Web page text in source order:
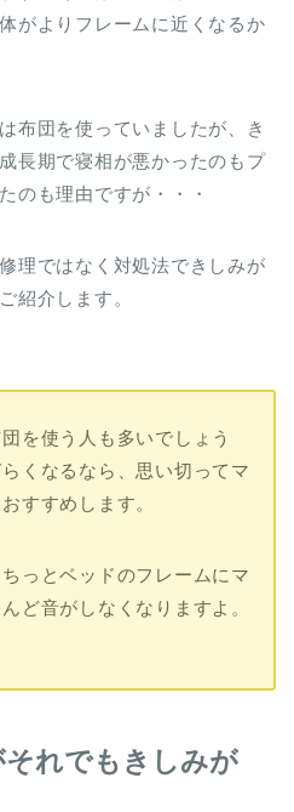
がよりフレームに近くなるか
布団を使っていましたが、き
長期で寝相が悪かったのもプ
のも理由ですが・・・
理ではなく対処法できしみが
紹介します。
を使う人も多いでしょう
くなるなら、思い切ってマ
すすめします。
っとベッドのフレームにマ
ど音がしなくなりますよ。
れでもきしみが